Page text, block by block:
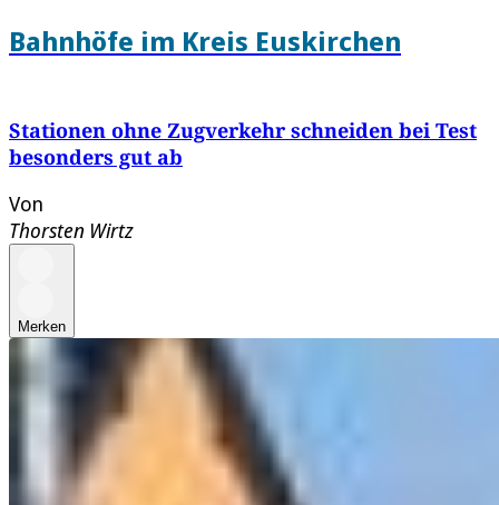
Bahnhöfe im Kreis Euskirchen
Stationen ohne Zugverkehr schneiden bei Test
besonders gut ab
Von
Thorsten Wirtz
Merken